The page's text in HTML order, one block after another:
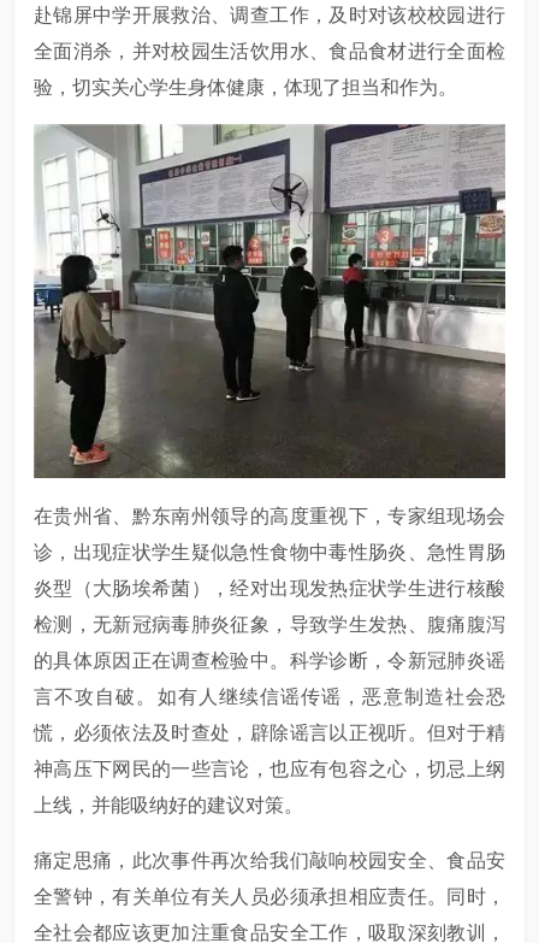
赴锦屏中学开展救治、调查工作，及时对该校校园进行
全面消杀，并对校园生活饮用水、食品食材进行全面检
验，切实关心学生身体健康，体现了担当和作为。
在贵州省、黔东南州领导的高度重视下，专家组现场会
诊，出现症状学生疑似急性食物中毒性肠炎、急性胃肠
炎型（大肠埃希菌），经对出现发热症状学生进行核酸
检测，无新冠病毒肺炎征象，导致学生发热、腹痛腹泻
的具体原因正在调查检验中。科学诊断，令新冠肺炎谣
言不攻自破。如有人继续信谣传谣，恶意制造社会恐
慌，必须依法及时查处，辟除谣言以正视听。但对于精
神高压下网民的一些言论，也应有包容之心，切忌上纲
上线，并能吸纳好的建议对策。
痛定思痛，此次事件再次给我们敲响校园安全、食品安
全警钟，有关单位有关人员必须承担相应责任。同时，
全社会都应该更加注重食品安全工作，吸取深刻教训，